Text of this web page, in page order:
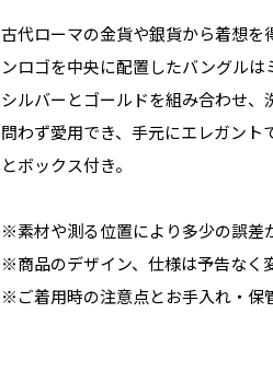
古代ローマの金貨や銀貨から着想を
ンロゴを中央に配置したバングル
シルバーとゴールドを組み合わせ
問わず愛用でき、手元にエレガント
とボックス付き。
※素材や測る位置により多少の誤差
※商品のデザイン、仕様は予告なく
※ご着用時の注意点とお手入れ・保